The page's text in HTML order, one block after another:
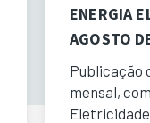
ENERGIA
AGOSTO
Publicação
mensal,
Eletricidade